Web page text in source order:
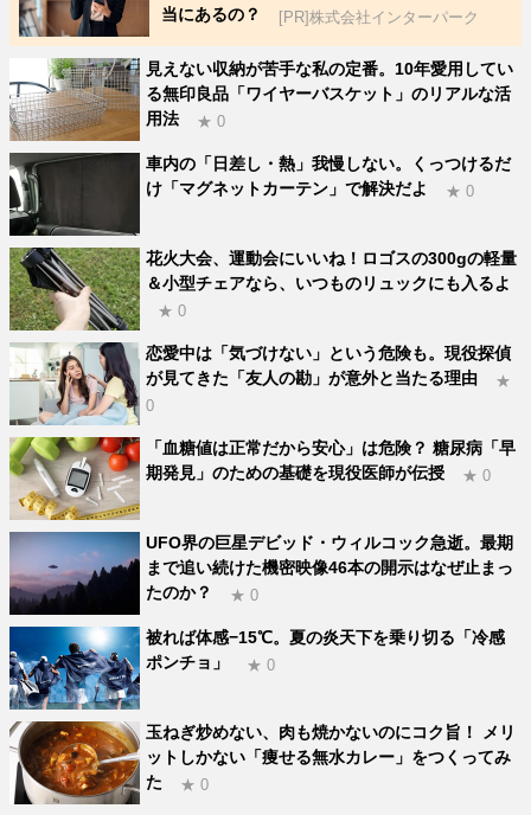
当にあるの？
[PR]株式会社インターパーク
見えない収納が苦手な私の定番。10年愛用してい
る無印良品「ワイヤーバスケット」のリアルな活
用法
★ 0
車内の「日差し・熱」我慢しない。くっつけるだ
け「マグネットカーテン」で解決だよ
★ 0
花火大会、運動会にいいね！ロゴスの300gの軽量
＆小型チェアなら、いつものリュックにも入るよ
★ 0
恋愛中は「気づけない」という危険も。現役探偵
が見てきた「友人の勘」が意外と当たる理由
★
0
「血糖値は正常だから安心」は危険？ 糖尿病「早
期発見」のための基礎を現役医師が伝授
★ 0
UFO界の巨星デビッド・ウィルコック急逝。最期
まで追い続けた機密映像46本の開示はなぜ止まっ
たのか？
★ 0
被れば体感−15℃。夏の炎天下を乗り切る「冷感
ポンチョ」
★ 0
玉ねぎ炒めない、肉も焼かないのにコク旨！ メリ
ットしかない「痩せる無水カレー」をつくってみ
た
★ 0